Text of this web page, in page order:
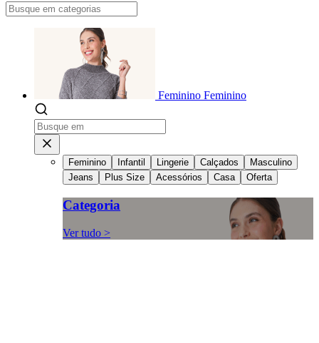
Feminino Feminino
Feminino Infantil Lingerie Calçados
Masculino
Jeans
Plus Size Acessórios Casa Oferta
Categoria
Ver tudo >